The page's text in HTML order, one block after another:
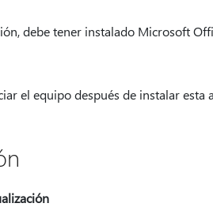
debe tener instalado Microsoft
el equipo después de instalar esta